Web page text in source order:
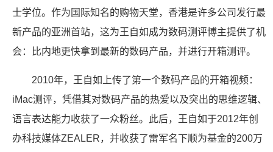
士学位。作为国际知名的购物天堂，香港是许多公司发行最
新产品的亚洲首站，这为王自如成为数码测评博主提供了机
会：比内地更快拿到最新的数码产品，并进行开箱测评。
2010年，王自如上传了第一个数码产品的开箱视频：
iMac测评，凭借其对数码产品的热爱以及突出的思维逻辑、
语言表达能力收获了一众粉丝。此后，王自如于2012年创
办科技媒体ZEALER，并收获了雷军名下顺为基金的200万